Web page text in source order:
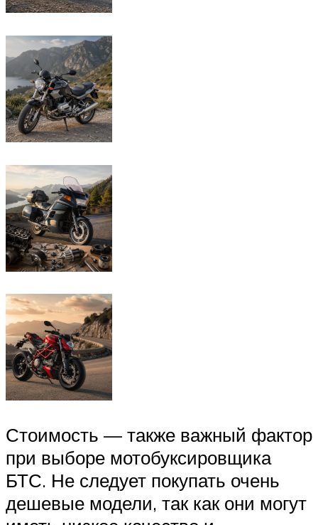
Стоимость — также важный фактор
при выборе мотобуксировщика
БТС. Не следует покупать очень
дешевые модели, так как они могут